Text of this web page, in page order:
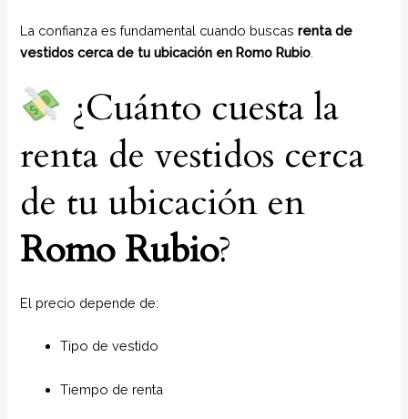
La confianza es fundamental cuando buscasrenta de
vestidos cerca de tu ubicación en Romo Rubio
¿Cuánto cuesta la
renta de vestidos cerca
de tu ubicación en
Romo Rubio?
El precio depende de:
Tipo de vestido
Tiempo de renta